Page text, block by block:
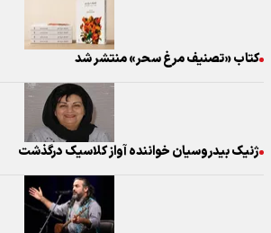
کتاب «تصنیف مرغ سحر» منتشر شد
ژنیک بیدروسیان خواننده آواز کلاسیک درگذشت